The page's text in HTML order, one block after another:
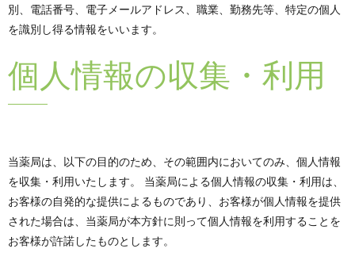
別、電話番号、電子メールアドレス、職業、勤務先等、特定の個人
を識別し得る情報をいいます。
個人情報の収集・利用
当薬局は、以下の目的のため、その範囲内においてのみ、個人情報
を収集・利用いたします。 当薬局による個人情報の収集・利用は、
お客様の自発的な提供によるものであり、お客様が個人情報を提供
された場合は、当薬局が本方針に則って個人情報を利用することを
お客様が許諾したものとします。